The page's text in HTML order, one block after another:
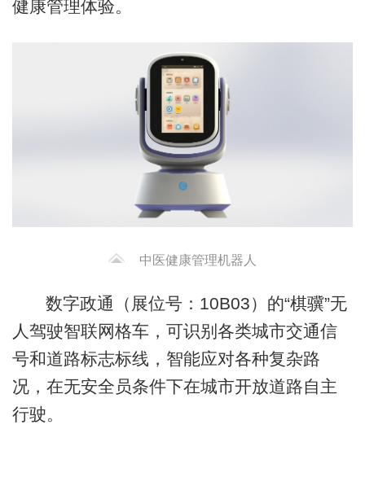
健康管理体验。
中医健康管理机器人
数字政通（展位号：10B03）的“棋骥”无
人驾驶智联网格车，可识别各类城市交通信
号和道路标志标线，智能应对各种复杂路
况，在无安全员条件下在城市开放道路自主
行驶。